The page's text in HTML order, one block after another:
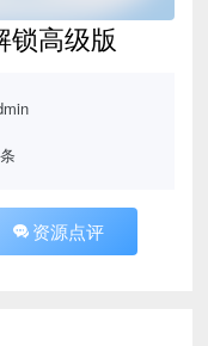
锁高级版
资源点评